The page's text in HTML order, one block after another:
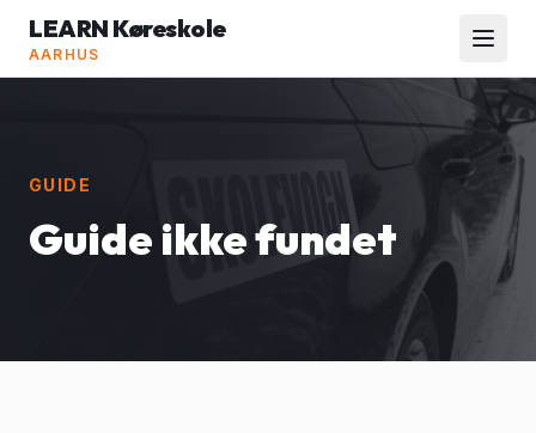
LEARN Køreskole
AARHUS
GUIDE
Guide ikke fundet